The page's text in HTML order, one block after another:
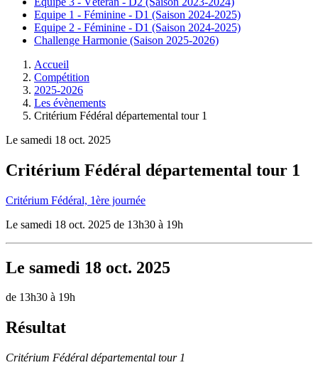
Equipe 1 - Féminine - D1 (Saison 2024-2025)
Equipe 2 - Féminine - D1 (Saison 2024-2025)
Challenge Harmonie (Saison 2025-2026)
Accueil
Compétition
2025-2026
Les évènements
Critérium Fédéral départemental tour 1
Le samedi 18 oct. 2025
Critérium Fédéral départemental tour 1
Critérium Fédéral, 1ère journée
Le samedi 18 oct. 2025 de 13h30 à 19h
Le samedi 18 oct. 2025
de 13h30 à 19h
Résultat
Critérium Fédéral départemental tour 1